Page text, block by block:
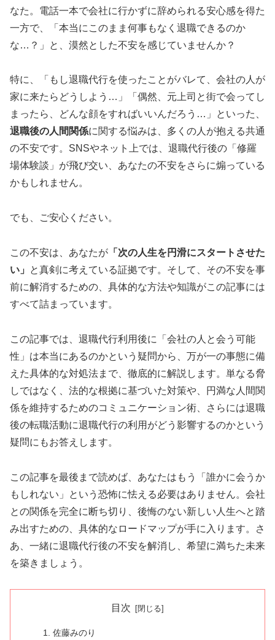
なた。電話一本で会社に行かずに辞められる安心感を得た
一方で、「本当にこのまま何事もなく退職できるのか
な…？」と、漠然とした不安を感じていませんか？
特に、「もし退職代行を使ったことがバレて、会社の人が
家に来たらどうしよう…」「偶然、元上司と街で会ってし
まったら、どんな顔をすればいいんだろう…」といった、
退職後の人間関係に関する悩みは、多くの人が抱える共通
の不安です。SNSやネット上では、退職代行後の「修羅
場体験談」が飛び交い、あなたの不安をさらに煽っている
かもしれません。
でも、ご安心ください。
この不安は、あなたが 「次の人生を円滑にスタートさせた
い」
と真剣に考えている証拠です。そして、その不安を事
前に解消するための、具体的な方法や知識がこの記事には
すべて詰まっています。
この記事では、退職代行利用後に「会社の人と会う可能
性」は本当にあるのかという疑問から、万が一の事態に備
えた具体的な対処法まで、徹底的に解説します。単なる脅
しではなく、法的な根拠に基づいた対策や、円満な人間関
係を維持するためのコミュニケーション術、さらには退職
後の転職活動に退職代行の利用がどう影響するのかという
疑問にもお答えします。
この記事を最後まで読めば、あなたはもう「誰かに会うか
もしれない」という恐怖に怯える必要はありません。会社
との関係を完全に断ち切り、後悔のない新しい人生へと踏
み出すための、具体的なロードマップが手に入ります。さ
あ、一緒に退職代行後の不安を解消し、希望に満ちた未来
を築きましょう。
目次
佐藤みのり